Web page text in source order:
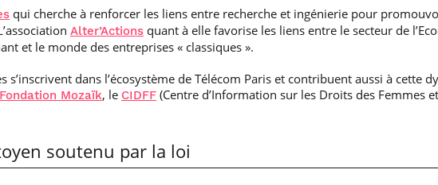
qui cherche à renforcer les liens entre recherche et ingénierie pour
Alter’Actions quant à elle favorise les liens entre le secteur de
et le monde des entreprises « classiques ».
s’inscrivent dans l’écosystème de Télécom Paris et contribuent aussi à cette
Fondation Mozaïk, le CIDFF (Centre d’Information sur les Droits des Femmes
soutenu par la loi